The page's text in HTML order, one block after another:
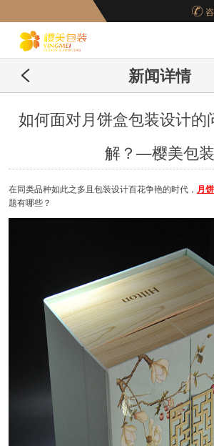
妆品包装盒工厂,高档
包装盒定制,创意包装
新闻详情
如何面对月饼盒包装设计的
解？—樱美包装
在同类品种如此之多且包装设计百花争艳的时代， 月
题有哪些？